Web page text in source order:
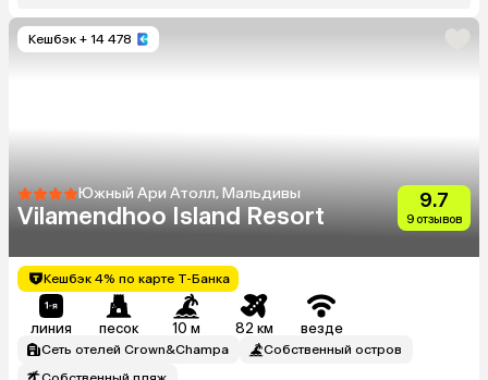
Кешбэк + 14 478
Южный Ари Атолл, Мальдивы
Vilamendhoo Island Resort
9.7
9 отзывов
Кешбэк 4% по карте Т-Банка
линия песок 10 м 82 км везде
Сеть отелей Crown&Champa
Собственный остров